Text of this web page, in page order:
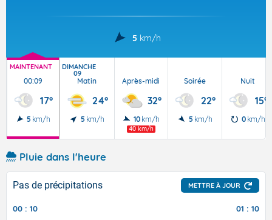
5 km/h
MAINTENANT
00:09
17°
5 km/h
DIMANCHE
09
Matin
24°
5 km/h
Après-midi
32°
10 km/h
40 km/h
Soirée
22°
5 km/h
Nuit
15°
0 km/h
Pluie dans l'heure
Pas de précipitations METTRE À JOUR
00 : 10 01 : 10